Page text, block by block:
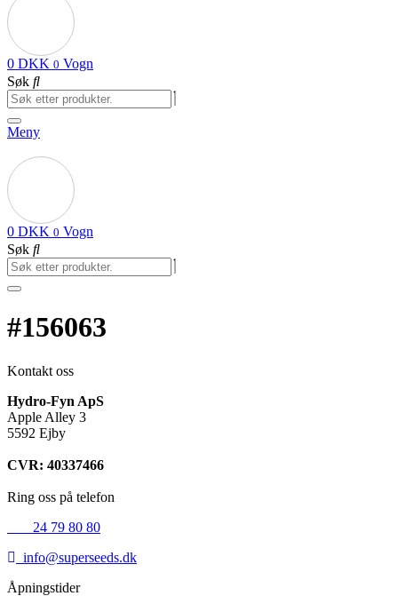
0 DKK 0 Vogn
Søk
Meny
0 DKK 0 Vogn
Søk
#156063
Kontakt oss
Hydro-Fyn ApS
Apple Alley 3
5592 Ejby
CVR: 40337466
Ring oss på telefon
24 79 80 80
info@superseeds.dk
Åpningstider